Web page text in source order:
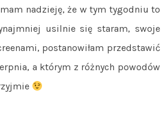
nadzieję, że w tym tygodniu to
usilnie się staram, swoje
postanowiłam przedstawić
a którym z różnych powodów